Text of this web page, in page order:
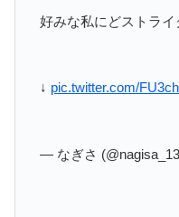
好みな私にどストラ
↓ pic.twitter.com/
— なぎさ